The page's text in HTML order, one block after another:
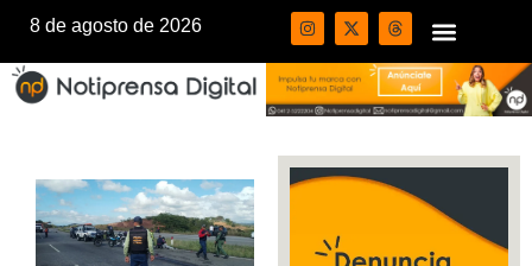
8 de agosto de 2026